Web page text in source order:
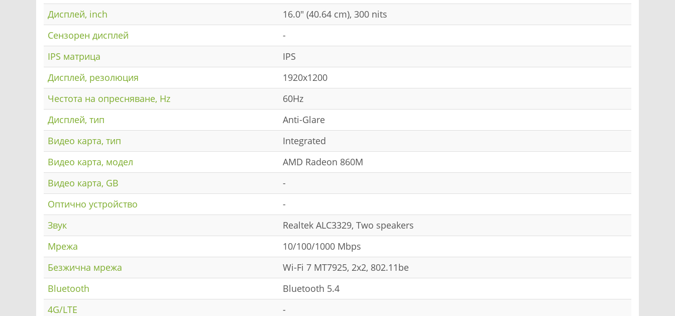
Дисплей, inch
16.0" (40.64 cm), 300 nits
Сензорен дисплей
-
IPS матрица
IPS
Дисплей, резолюция
1920x1200
Честота на опресняване, Hz
60Hz
Дисплей, тип
Anti-Glare
Видео карта, тип
Integrated
Видео карта, модел
AMD Radeon 860M
Видео карта, GB
-
Оптично устройство
-
Звук
Realtek ALC3329, Two speakers
Мрежа
10/100/1000 Mbps
Безжична мрежа
Wi-Fi 7 MT7925, 2x2, 802.11be
Bluetooth
Bluetooth 5.4
4G/LTE
-